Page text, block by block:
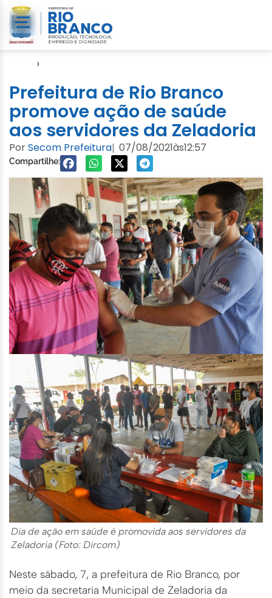
›
Prefeitura de Rio Branco
promove ação de saúde
aos servidores da Zeladoria
PorSecom Prefeitura| 07/08/2021às12:57
Compartilhe:
Dia de ação em saúde é promovida aos servidores da
Zeladoria (Foto: Dircom)
Neste sábado, 7, a prefeitura de Rio Branco, por
meio da secretaria Municipal de Zeladoria da